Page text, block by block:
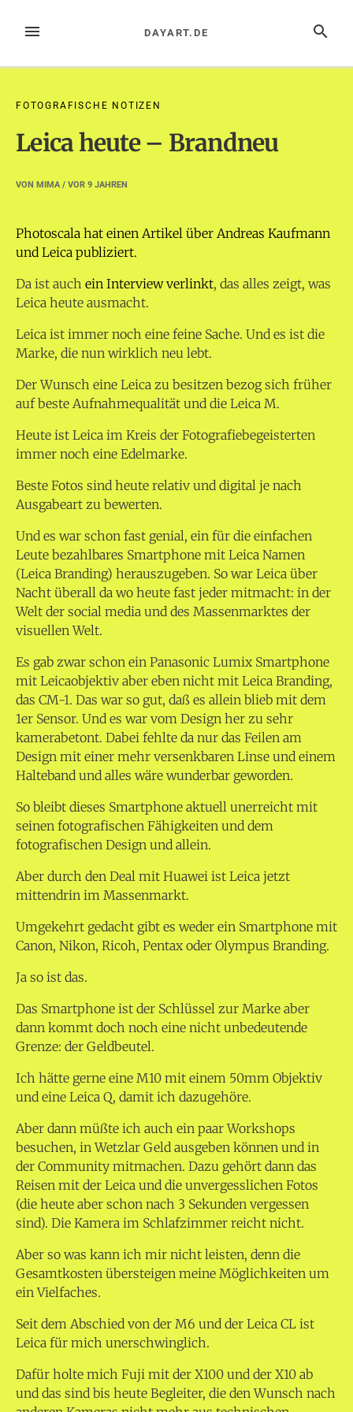
InhaltMENÜ SUCHE
DAYART.DE
FOTOGRAFISCHE NOTIZEN
Leica heute – Brandneu
VON MIMA/ VOR 9 JAHREN
Photoscala hat einen Artikel über Andreas Kaufmann
und Leica publiziert.
Da ist auch ein Interview verlinkt, das alles zeigt, was
Leica heute ausmacht.
Leica ist immer noch eine feine Sache. Und es ist die
Marke, die nun wirklich neu lebt.
Der Wunsch eine Leica zu besitzen bezog sich früher
auf beste Aufnahmequalität und die Leica M.
Heute ist Leica im Kreis der Fotografiebegeisterten
immer noch eine Edelmarke.
Beste Fotos sind heute relativ und digital je nach
Ausgabeart zu bewerten.
Und es war schon fast genial, ein für die einfachen
Leute bezahlbares Smartphone mit Leica Namen
(Leica Branding) herauszugeben. So war Leica über
Nacht überall da wo heute fast jeder mitmacht: in der
Welt der social media und des Massenmarktes der
visuellen Welt.
Es gab zwar schon ein Panasonic Lumix Smartphone
mit Leicaobjektiv aber eben nicht mit Leica Branding,
das CM-1. Das war so gut, daß es allein blieb mit dem
1er Sensor. Und es war vom Design her zu sehr
kamerabetont. Dabei fehlte da nur das Feilen am
Design mit einer mehr versenkbaren Linse und einem
Halteband und alles wäre wunderbar geworden.
So bleibt dieses Smartphone aktuell unerreicht mit
seinen fotografischen Fähigkeiten und dem
fotografischen Design und allein.
Aber durch den Deal mit Huawei ist Leica jetzt
mittendrin im Massenmarkt.
Umgekehrt gedacht gibt es weder ein Smartphone mit
Canon, Nikon, Ricoh, Pentax oder Olympus Branding.
Ja so ist das.
Das Smartphone ist der Schlüssel zur Marke aber
dann kommt doch noch eine nicht unbedeutende
Grenze: der Geldbeutel.
Ich hätte gerne eine M10 mit einem 50mm Objektiv
und eine Leica Q, damit ich dazugehöre.
Aber dann müßte ich auch ein paar Workshops
besuchen, in Wetzlar Geld ausgeben können und in
der Community mitmachen. Dazu gehört dann das
Reisen mit der Leica und die unvergesslichen Fotos
(die heute aber schon nach 3 Sekunden vergessen
sind). Die Kamera im Schlafzimmer reicht nicht.
Aber so was kann ich mir nicht leisten, denn die
Gesamtkosten übersteigen meine Möglichkeiten um
ein Vielfaches.
Seit dem Abschied von der M6 und der Leica CL ist
Leica für mich unerschwinglich.
Dafür holte mich Fuji mit der X100 und der X10 ab
und das sind bis heute Begleiter, die den Wunsch nach